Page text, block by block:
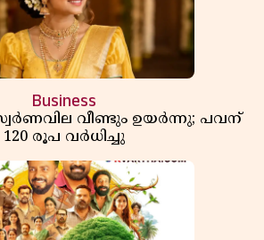
Business
വീണ്ടും ഉയർന്നു; പവന്
120 രൂപ വര്‍ധിച്ചു